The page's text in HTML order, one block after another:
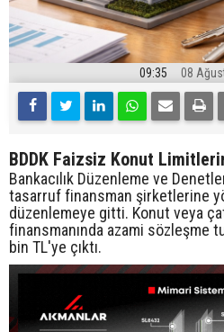
09:35 08
BDDK Faizsiz Konut
Bankacılık Düzenleme ve
tasarruf finansman şirketlerine
düzenlemeye gitti. Konut veya
finansmanında azami sözleşme
bin TL'ye çıktı.